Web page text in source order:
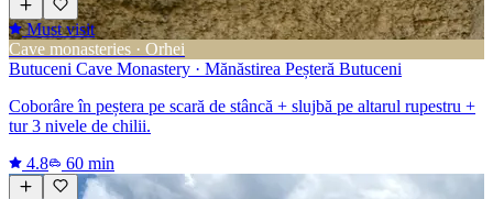
Must visit
Cave monasteries · Orhei
Butuceni Cave Monastery · Mănăstirea Peșteră Butuceni
Coborâre în peștera pe scară de stâncă + slujbă pe altarul rupestru +
tur 3 nivele de chilii.
4.8
60 min